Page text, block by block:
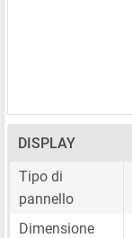
DISPLAY
Tipo di
pannello
Dimensione